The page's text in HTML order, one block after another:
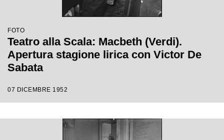
FOTO
Teatro alla Scala: Macbeth (Verdi).
Apertura stagione lirica con Victor De
Sabata
07 DICEMBRE 1952